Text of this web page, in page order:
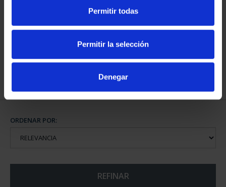
Permitir todas
Permitir la selección
Denegar
ESCORIAL
ORDENAR POR:
REFINAR